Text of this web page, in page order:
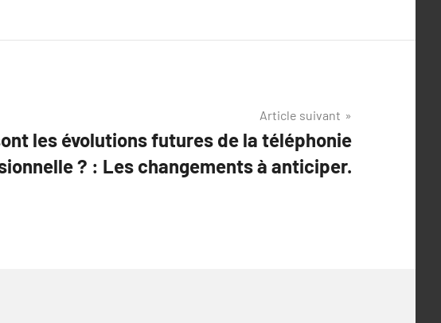
Article suivant
les évolutions futures de la téléphonie
? : Les changements à anticiper.